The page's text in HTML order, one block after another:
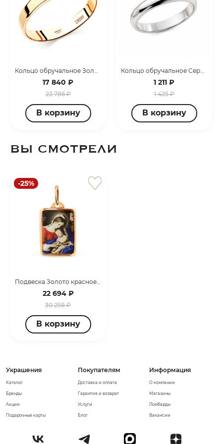
Кольцо обручальное Золото красное 1400008226
17 840 ₽
23 786 ₽
В корзину
Кольцо обручальное Серебро родированное 3407008051-10
1 211 ₽
1 425 ₽
В корзину
ВЫ СМОТРЕЛИ
-25%
Подвеска Золото красное 1625135060-1
22 694 ₽
30 258 ₽
В корзину
Информация
О компании
Магазины
Ломбарды
Вакансии
Украшения
Каталог
Бренды
Акции
Подарочные карты
Покупателям
Доставка и оплата
Гарантия и возврат
Услуги
Блог
раз в 2 недели